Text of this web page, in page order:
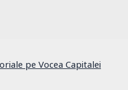
la București
pe Vocea Capitalei